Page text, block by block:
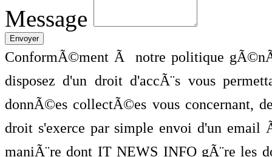
Message
ConformÃ©ment Ã notre politique
disposez d'un droit d'accÃ¨s vous
donnÃ©es collectÃ©es vous concernant,
droit s'exerce par simple envoi d'un
maniÃ¨re dont IT NEWS INFO gÃ¨re les